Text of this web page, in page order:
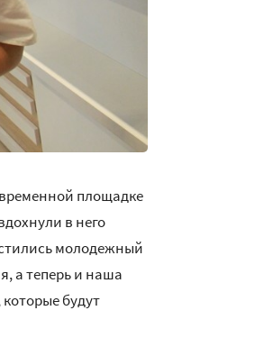
площадке
в него
молодежный
а теперь и наша
будут